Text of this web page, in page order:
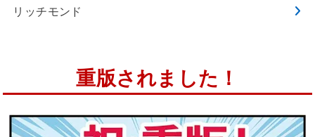
リッチモンド
重版されました！